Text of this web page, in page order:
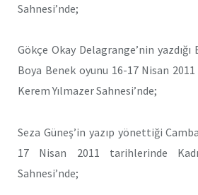
Sahnesi’nde;
Gökçe Okay Delagrange’nin yazdığı
Boya Benek oyunu 16-17 Nisan
Kerem Yılmazer Sahnesi’nde;
Seza Güneş’in yazıp yönettiği
17 Nisan 2011 tarihlerinde
Sahnesi’nde;